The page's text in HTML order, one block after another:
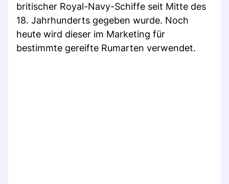
britischer Royal-Navy-Schiffe seit Mitte des
18. Jahrhunderts gegeben wurde. Noch
heute wird dieser im Marketing für
bestimmte gereifte Rumarten verwendet.